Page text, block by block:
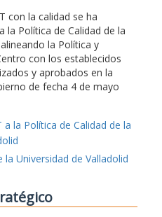
con la calidad se ha
la Política de Calidad de la
la Política y
con los establecidos
y aprobados en la
de fecha 4 de mayo
a la Política de Calidad de la
la Universidad de Valladolid